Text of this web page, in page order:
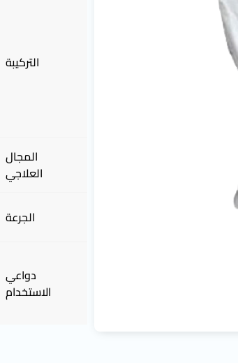
التركيبة
المجال
العلاجي
الجرعة
دواعي
الاستخدام